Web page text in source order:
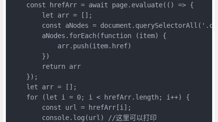
    const hrefArr = await page.evaluate(() => {
        let arr = [];
const aNodes =
        aNodes.forEach(function (item) {
            arr.push(item.href)
        })
        return arr
    });
    let arr = [];
    for (let i = 0; i < hrefArr.length; i++) {
        const url = hrefArr[i];
        console.log(url) //这里可以打印